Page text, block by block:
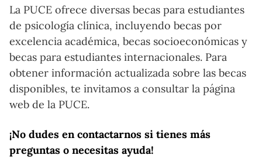
La PUCE ofrece diversas becas para estudiantes
de psicología clínica, incluyendo becas por
excelencia académica, becas socioeconómicas y
becas para estudiantes internacionales. Para
obtener información actualizada sobre las becas
disponibles, te invitamos a consultar la página
web de la PUCE.
¡No dudes en contactarnos si tienes más
preguntas o necesitas ayuda!